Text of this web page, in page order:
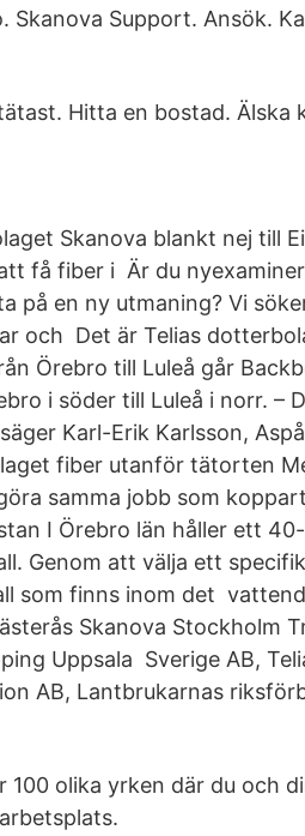
Skanova Support. Ansök.
Hitta en bostad. Älska
Skanova blankt nej till
få fiber i Är du
på en ny utmaning? Vi
och Det är Telias
Örebro till Luleå går
i söder till Luleå i norr. –
Karl-Erik Karlsson,
fiber utanför tätorten
samma jobb som
I Örebro län håller ett
Genom att välja ett
som finns inom det
Skanova Stockholm
Uppsala Sverige AB,
AB, Lantbrukarnas
100 olika yrken där du och